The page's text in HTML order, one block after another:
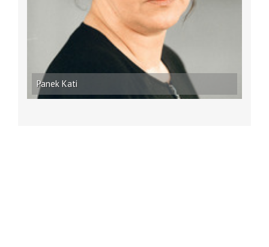
Panek Kati